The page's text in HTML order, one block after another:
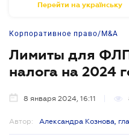
Перейти на українську
Корпоративное право/M&A
Лимиты для ФЛП
налога на 2024
8 января 2024, 16:11
Автор: Александра Кознова,